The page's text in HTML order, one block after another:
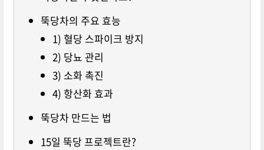
뚝당차의 주요 효능
1) 혈당 스파이크 방지
2) 당뇨 관리
3) 소화 촉진
4) 항산화 효과
뚝당차 만드는 법
15일 뚝당 프로젝트란?